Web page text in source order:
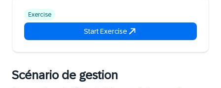
Exercise
Start Exercise
Scénario de gestion